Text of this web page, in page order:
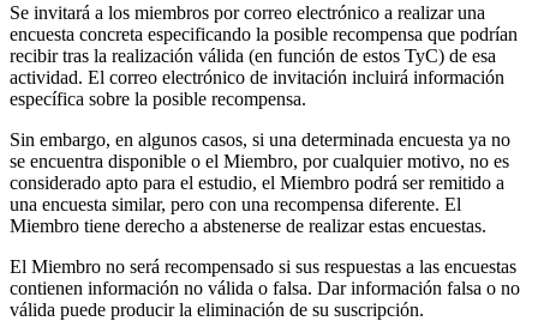
Se invitará a los miembros por correo electrónico a realizar una
encuesta concreta especificando la posible recompensa que podrían
recibir tras la realización válida (en función de estos TyC) de esa
actividad. El correo electrónico de invitación incluirá información
específica sobre la posible recompensa.
Sin embargo, en algunos casos, si una determinada encuesta ya no
se encuentra disponible o el Miembro, por cualquier motivo, no es
considerado apto para el estudio, el Miembro podrá ser remitido a
una encuesta similar, pero con una recompensa diferente. El
Miembro tiene derecho a abstenerse de realizar estas encuestas.
El Miembro no será recompensado si sus respuestas a las encuestas
contienen información no válida o falsa. Dar información falsa o no
válida puede producir la eliminación de su suscripción.